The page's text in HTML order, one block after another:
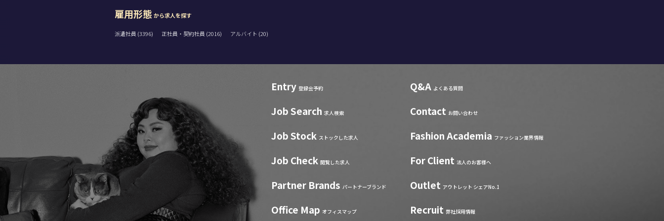
雇用形態 から求人を探す
派遣社員 (3396) 正社員・契約社員 (2016) アルバイト (20)
Entry 登録会予約
Job Search 求人検索
Job Stock ストックした求人
Job Check 閲覧した求人
Partner Brands パートナーブランド
Office Map オフィスマップ
Q&A よくある質問
Contact お問い合わせ
Fashion Academia ファッション業界情報
For Client 法人のお客様へ
Outlet アウトレット シェアNo.1
Recruit 弊社採用情報